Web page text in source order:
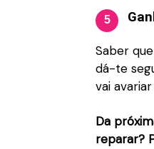
5
Saber
dá-te
vai
Da
reparar?